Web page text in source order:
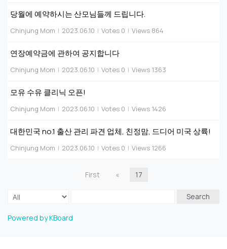
당월에 예약하시는 산모님들께 드립니다.
Chinjung Mom | 2023.06.10 | Votes 0 | Views 864
연장예약금에 관하여 공지합니다
Chinjung Mom | 2023.06.10 | Votes 0 | Views 1363
모유 수유 클리닉 오픈!
Chinjung Mom | 2023.06.10 | Votes 0 | Views 1426
대한민국 no.1 출산 관리 파견 업체, 친정맘, 드디어 미국 상륙!
Chinjung Mom | 2023.06.10 | Votes 0 | Views 1266
First « 17
Search
Powered by KBoard